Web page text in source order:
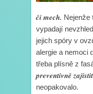
či mech. Nejenže
vypadají
jejich spóry v
alergie a nemoci
třeba plísně z
preventivně zajistit
neopakovalo.